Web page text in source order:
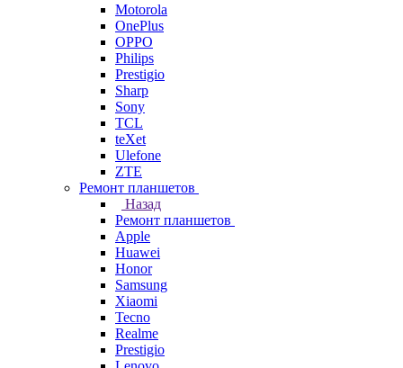
Motorola
OnePlus
OPPO
Philips
Prestigio
Sharp
Sony
TCL
teXet
Ulefone
ZTE
Ремонт планшетов
Назад
Ремонт планшетов
Apple
Huawei
Honor
Samsung
Xiaomi
Tecno
Realme
Prestigio